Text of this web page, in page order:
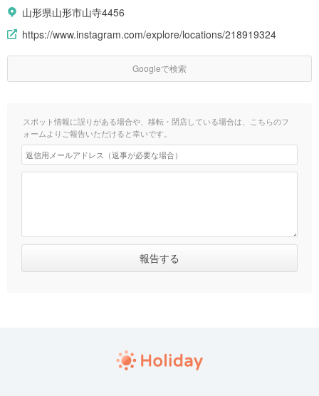
山形県山形市山寺4456
https://www.instagram.com/explore/locations/218919324
Googleで検索
スポット情報に誤りがある場合や、移転・閉店している場合は、こちらのフ
ォームよりご報告いただけると幸いです。